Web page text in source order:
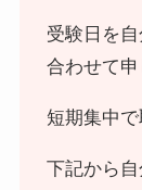
受験日を
合わせて申
短期集中で
下記から自